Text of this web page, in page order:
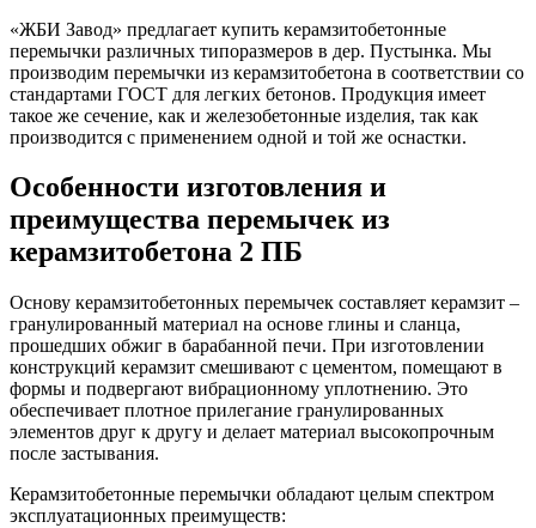
«ЖБИ Завод» предлагает купить керамзитобетонные
перемычки различных типоразмеров в дер. Пустынка. Мы
производим перемычки из керамзитобетона в соответствии со
стандартами ГОСТ для легких бетонов. Продукция имеет
такое же сечение, как и железобетонные изделия, так как
производится с применением одной и той же оснастки.
Особенности изготовления и
преимущества перемычек из
керамзитобетона 2 ПБ
Основу керамзитобетонных перемычек составляет керамзит –
гранулированный материал на основе глины и сланца,
прошедших обжиг в барабанной печи. При изготовлении
конструкций керамзит смешивают с цементом, помещают в
формы и подвергают вибрационному уплотнению. Это
обеспечивает плотное прилегание гранулированных
элементов друг к другу и делает материал высокопрочным
после застывания.
Керамзитобетонные перемычки обладают целым спектром
эксплуатационных преимуществ: